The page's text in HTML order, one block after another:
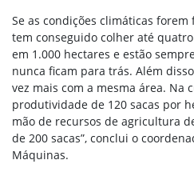
Se as condições climáticas forem
tem conseguido colher até
em 1.000 hectares e estão
nunca ficam para trás. Além
vez mais com a mesma área. Na
produtividade de 120 sacas por
mão de recursos de agricultura
de 200 sacas”, conclui o
Máquinas.